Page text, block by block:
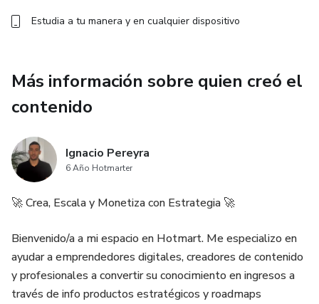
Estudia a tu manera y en cualquier dispositivo
Más información sobre quien creó el
contenido
Ignacio Pereyra
6 Año Hotmarter
🚀 Crea, Escala y Monetiza con Estrategia 🚀
Bienvenido/a a mi espacio en Hotmart. Me especializo en
ayudar a emprendedores digitales, creadores de contenido
y profesionales a convertir su conocimiento en ingresos a
través de info productos estratégicos y roadmaps